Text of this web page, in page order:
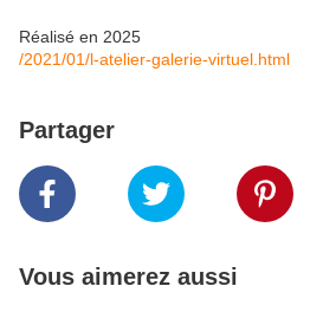
Réalisé en 2025
/2021/01/l-atelier-galerie-virtuel.html
Partager
Vous aimerez aussi